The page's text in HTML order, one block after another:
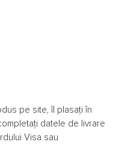
pe site, îl plasați în
datele de livrare
Visa sau